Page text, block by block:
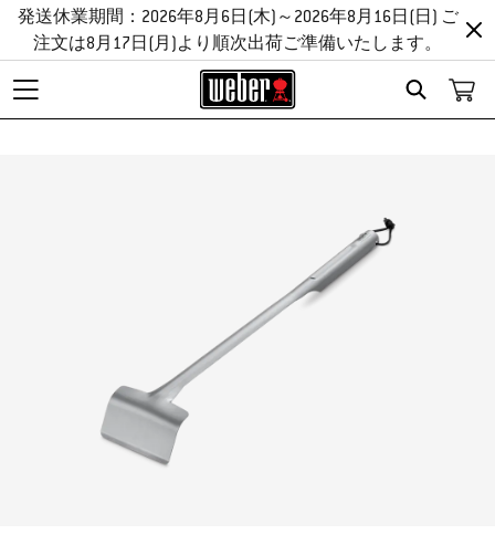
Search
発送休業期間：2026年8月6日(木)～2026年8月16日(日) ご
注文は8月17日(月)より順次出荷ご準備いたします。